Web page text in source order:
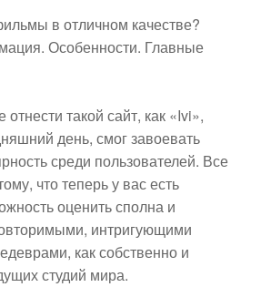
в отличном качестве?
Особенности. Главные
такой сайт, как «Ivi»,
день, смог завоевать
среди пользователей. Все
что теперь у вас есть
оценить сполна и
интригующими
как собственно и
студий мира.